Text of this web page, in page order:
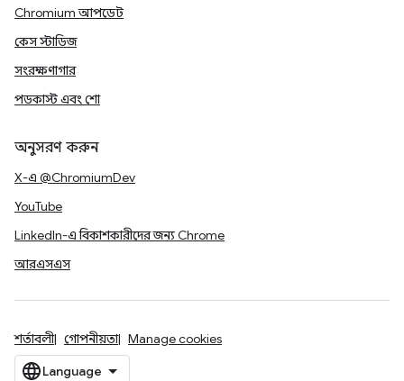
Chromium আপডেট
কেস স্টাডিজ
সংরক্ষণাগার
পডকাস্ট এবং শো
অনুসরণ করুন
X-এ @ChromiumDev
YouTube
LinkedIn-এ বিকাশকারীদের জন্য Chrome
আরএসএস
শর্তাবলী গোপনীয়তা Manage cookies